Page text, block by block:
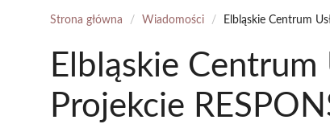
Strona główna / Wiadomości / Elbląskie Centrum
Elbląskie Centrum
Projekcie